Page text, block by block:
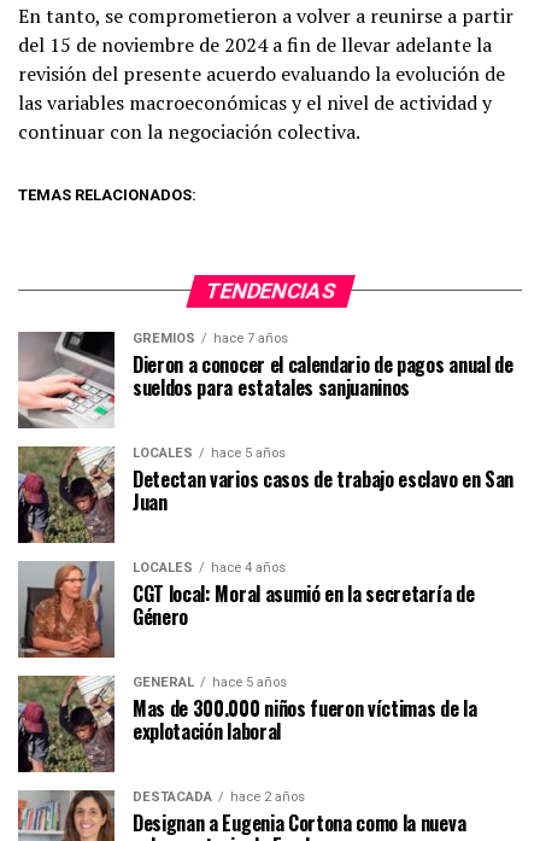
En tanto, se comprometieron a volver a reunirse a partir
del 15 de noviembre de 2024 a fin de llevar adelante la
revisión del presente acuerdo evaluando la evolución de
las variables macroeconómicas y el nivel de actividad y
continuar con la negociación colectiva.
TEMAS RELACIONADOS:
TENDENCIAS
GREMIOS hace 7 años
Dieron a conocer el calendario de pagos anual de
sueldos para estatales sanjuaninos
LOCALES hace 5 años
Detectan varios casos de trabajo esclavo en San
Juan
LOCALES hace 4 años
CGT local: Moral asumió en la secretaría de
Género
GENERAL hace 5 años
Mas de 300.000 niños fueron víctimas de la
explotación laboral
DESTACADA hace 2 años
Designan a Eugenia Cortona como la nueva